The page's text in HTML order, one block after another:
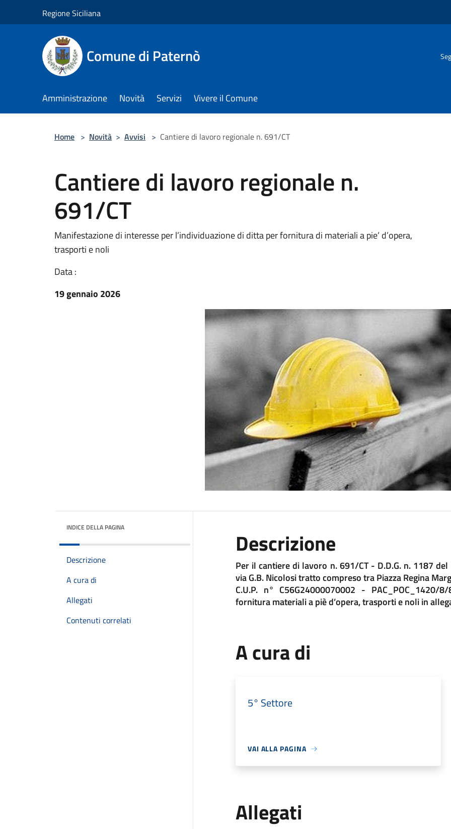
Regione Siciliana
Comune di Paternò
Amministrazione Novità Servizi Vivere il Comune
Home > Novità > Avvisi > Cantiere di lavoro regionale n. 691/CT
Cantiere di lavoro regionale n.
691/CT
Manifestazione di interesse per l’individuazione di ditta per fornitura di materiali a pie’ d’opera,
trasporti e noli
Data :
19 gennaio 2026
INDICE DELLA PAGINA
Descrizione
A cura di
Allegati
Contenuti correlati
Descrizione
Per il cantiere di lavoro n. 691/CT - D.D.G. n. 1187
via G.B. Nicolosi tratto compreso tra Piazza Regina
C.U.P. n° C56G24000070002 -
fornitura materiali a piè d’opera, trasporti e noli in
A cura di
5° Settore
VAI ALLA PAGINA
Allegati